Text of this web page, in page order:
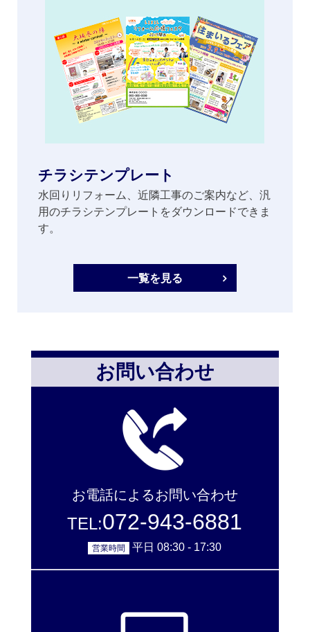
チラシテンプレート
水回りリフォーム、近隣工事のご案内など、汎
用のチラシテンプレートをダウンロードできま
す。
一覧を見る
お問い合わせ
お電話によるお問い合わせ
TEL:072-943-6881
営業時間 平日 08:30 - 17:30